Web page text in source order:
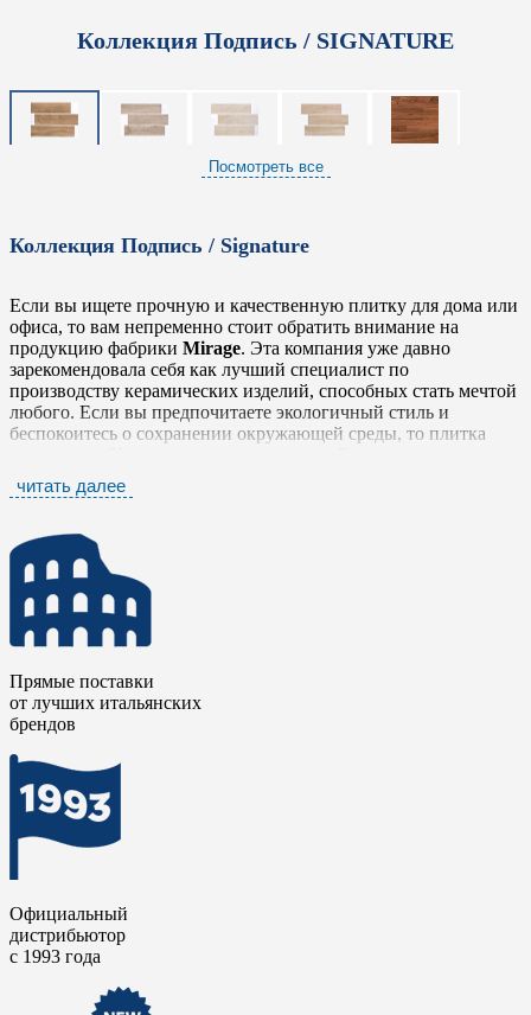
Коллекция Подпись / SIGNATURE
Посмотреть все
Коллекция Подпись / Signature
Если вы ищете прочную и качественную плитку для дома или
офиса, то вам непременно стоит обратить внимание на
продукцию фабрики Mirage. Эта компания уже давно
зарекомендовала себя как лучший специалист по
производству керамических изделий, способных стать мечтой
любого. Если вы предпочитаете экологичный стиль и
беспокоитесь о сохранении окружающей среды, то плитка
Signatureочень точно имитирует поверхность натурального
дерева. Форма плитки – в виде досок, цветовая гамма – в
бежево-коричневом цвете. Это позволит создать уютное
горное бунгало или воплотить интерьер загородного дома
даже в квартире, находящейся в центре шумного мегаполиса.
Ахроматические оттенки в совокупности с разнообразными
поверхностями дарят тепло и умиротворенность. Стоит
отметить, что керамический гранит этой коллекции
напоминает мотивы из далекого прошлого, ведь все новое –
это хорошо забытое старое. Керамогранит настолько крепок,
что вам не придется беспокоиться о состоянии ваших стен и
полов многие годы, а прекрасной отделкой сможете
любоваться не только вы, но и ваши дети.
читать далее
Прямые поставки
от лучших итальянских
брендов
Официальный
дистрибьютор
с 1993 года